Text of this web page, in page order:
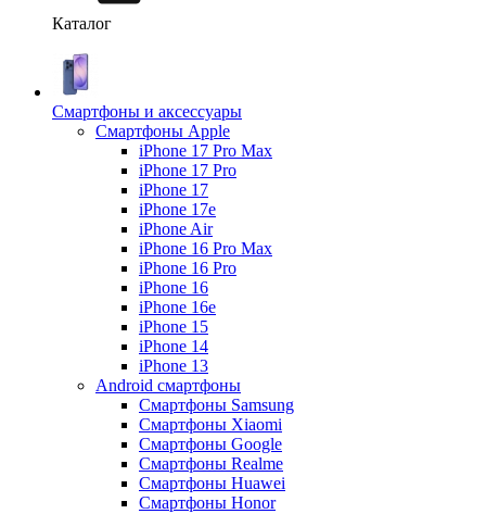
Каталог
Смартфоны и аксессуары
Смартфоны Apple
iPhone 17 Pro Max
iPhone 17 Pro
iPhone 17
iPhone 17e
iPhone Air
iPhone 16 Pro Max
iPhone 16 Pro
iPhone 16
iPhone 16e
iPhone 15
iPhone 14
iPhone 13
Android cмартфоны
Смартфоны Samsung
Смартфоны Xiaomi
Смартфоны Google
Смартфоны Realme
Смартфоны Huawei
Смартфоны Honor